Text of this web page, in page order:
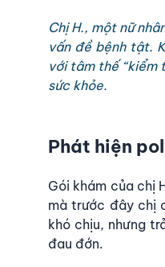
Chị H., một nữ
vấn đề bệnh tật.
với tâm thế “kiểm
sức khỏe.
Phát hiện
Gói khám của chị
mà trước đây chị
khó chịu, nhưng
đau đớn.